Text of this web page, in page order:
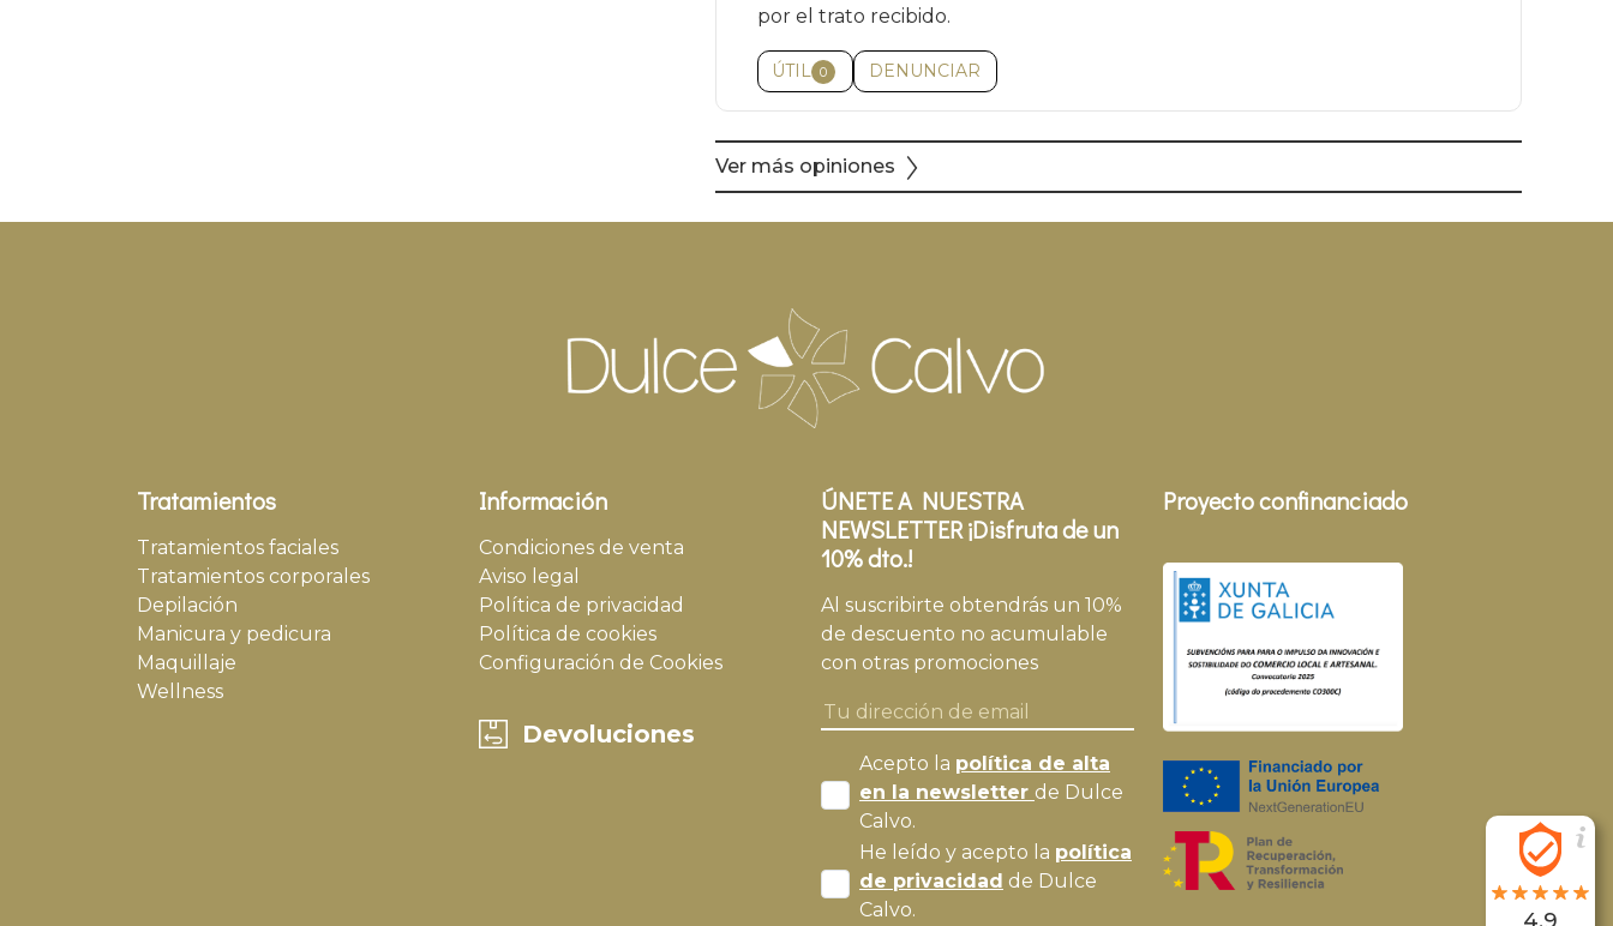
por el trato recibido.
ÚTIL 0 DENUNCIAR
Ver más opiniones
Tratamientos
Tratamientos faciales
Tratamientos corporales
Depilación
Manicura y pedicura
Maquillaje
Wellness
Información
Condiciones de venta
Aviso legal
Política de privacidad
Política de cookies
Configuración de Cookies
Devoluciones
ÚNETE A NUESTRA
NEWSLETTER ¡Disfruta de un
10% dto.!
Al suscribirte obtendrás un 10%
de descuento no acumulable
con otras promociones
Acepto la política de alta
en la newsletter de Dulce
Calvo.
He leído y acepto la política
de privacidad de Dulce
Calvo.
Proyecto confinanciado